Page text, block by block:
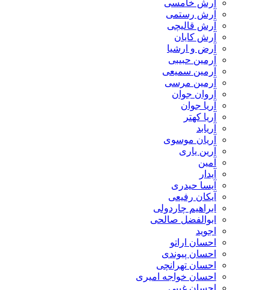
آرش خامسی
آرش رستمی
آرش قالیچی
آرش کایان
​آرض و ارشیا
آرمین حبیبی
آرمین سمیعی
آرمین مرسی
آروان جوان
آریا جوان
آریا کهتر
آریابد
آریان موسوی
آرین یاری
آمین
آیدار
آیسا حیدری
آیکان رفیعی
ابراهیم چاردولی
ابوالفضل صالحی
اجوید
احسان اراتو
احسان پیوندی
احسان تهرانچی
احسان خواجه امیری